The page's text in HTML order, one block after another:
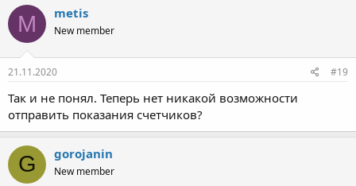
M metis
New member
21.11.2020 #19
Так и не понял. Теперь нет никакой возможности
отправить показания счетчиков?
G gorojanin
New member